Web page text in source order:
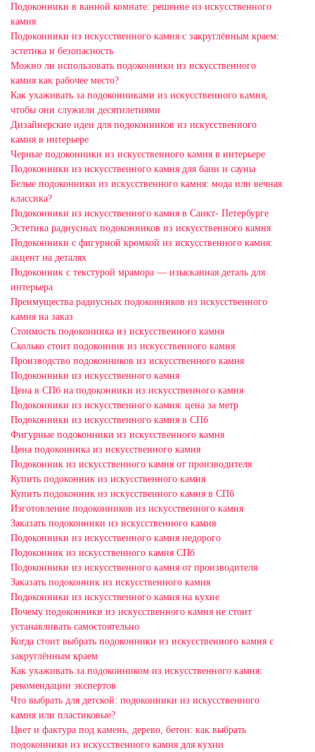
Подоконники в ванной комнате: решение из искусственного
камня
Подоконники из искусственного камня с закруглённым краем:
эстетика и безопасность
Можно ли использовать подоконники из искусственного
камня как рабочее место?
Как ухаживать за подоконниками из искусственного камня,
чтобы они служили десятилетиями
Дизайнерские идеи для подоконников из искусственного
камня в интерьере
Черные подоконники из искусственного камня в интерьере
Подоконники из искусственного камня для бани и сауны
Белые подоконники из искусственного камня: мода или вечная
классика?
Подоконники из искусственного камня в Санкт- Петербурге
Эстетика радиусных подоконников из искусственного камня
Подоконники с фигурной кромкой из искусственного камня:
акцент на деталях
Подоконник с текстурой мрамора — изысканная деталь для
интерьера
Преимущества радиусных подоконников из искусственного
камня на заказ
Стоимость подоконника из искусственного камня
Сколько стоит подоконник из искусственного камня
Производство подоконников из искусственного камня
Подоконники из искусственного камня
Цена в СПб на подоконники из искусственного камня
Подоконники из искусственного камня: цена за метр
Подоконники из искусственного камня в СПб
Фигурные подоконники из искусственного камня
Цена подоконника из искусственного камня
Подоконник из искусственного камня от производителя
Купить подоконник из искусственного камня
Купить подоконник из искусственного камня в СПб
Изготовление подоконников из искусственного камня
Заказать подоконники из искусственного камня
Подоконники из искусственного камня недорого
Подоконник из искусственного камня СПб
Подоконники из искусственного камня от производителя
Заказать подоконник из искусственного камня
Подоконники из искусственного камня на кухне
Почему подоконники из искусственного камня не стоит
устанавливать самостоятельно
Когда стоит выбрать подоконники из искусственного камня с
закруглённым краем
Как ухаживать за подоконником из искусственного камня:
рекомендации экспертов
Что выбрать для детской: подоконники из искусственного
камня или пластиковые?
Цвет и фактура под камень, дерево, бетон: как выбрать
подоконники из искусственного камня для кухни